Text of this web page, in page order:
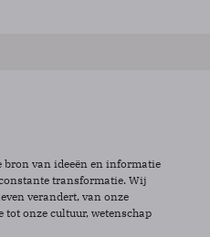
bron van ideeën en informatie
transformatie. Wij
verandert, van onze
onze cultuur, wetenschap